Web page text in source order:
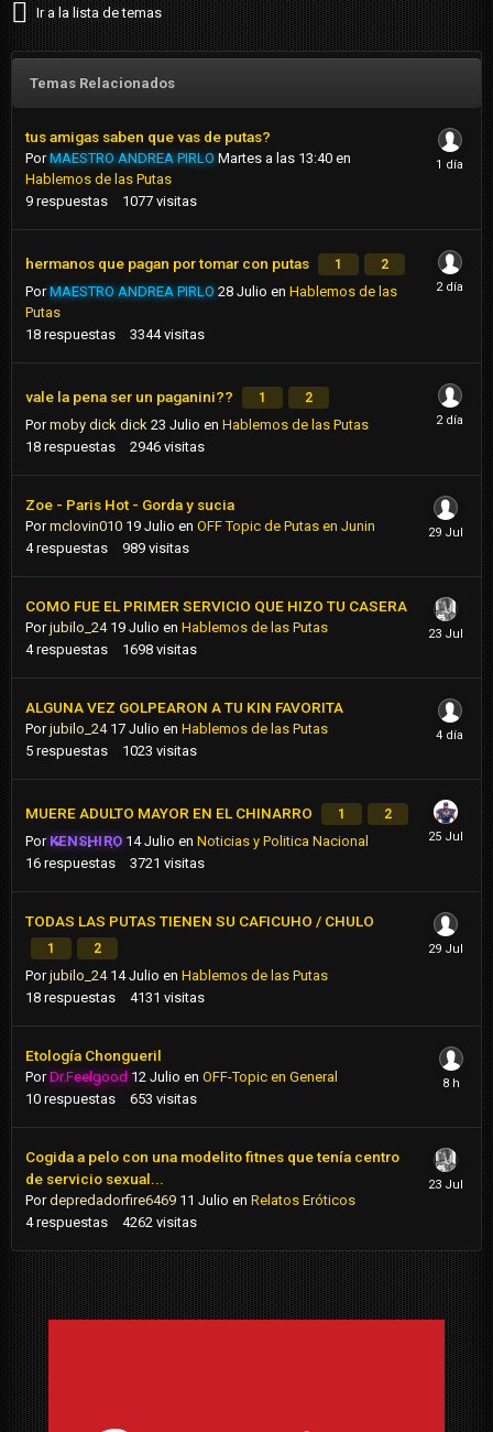
Ir a la lista de temas
Temas Relacionados
tus amigas saben que vas de putas?
PorMAESTRO ANDREA PIRLO Martes a las 13:40 en
Hablemos de las Putas
9 respuestas 1077 visitas
hermanos que pagan por tomar con putas 1 2
PorMAESTRO ANDREA PIRLO 28 Julio en Hablemos de las
Putas
18 respuestas 3344 visitas
vale la pena ser un paganini?? 1 2
Pormoby dick dick 23 Julio en Hablemos de las Putas
18 respuestas 2946 visitas
Zoe - Paris Hot - Gorda y sucia
Pormclovin010 19 Julio en OFF Topic de Putas en Junin
4 respuestas 989 visitas
COMO FUE EL PRIMER SERVICIO QUE HIZO TU CASERA
Porjubilo_24 19 Julio en Hablemos de las Putas
4 respuestas 1698 visitas
ALGUNA VEZ GOLPEARON A TU KIN FAVORITA
Porjubilo_24 17 Julio en Hablemos de las Putas
5 respuestas 1023 visitas
MUERE ADULTO MAYOR EN EL CHINARRO 1 2
Por KENSHIRO 14 Julio enNoticias y Politica Nacional
16 respuestas 3721 visitas
TODAS LAS PUTAS TIENEN SU CAFICUHO / CHULO
1 2
Porjubilo_24 14 Julio en Hablemos de las Putas
18 respuestas 4131 visitas
Etología Chongueril
PorDr.Feelgood 12 Julio en OFF-Topic en General
10 respuestas 653 visitas
Cogida a pelo con una modelito fitnes que tenía centro
de servicio sexual...
Pordepredadorfire6469 11 Julio en Relatos Eróticos
4 respuestas 4262 visitas